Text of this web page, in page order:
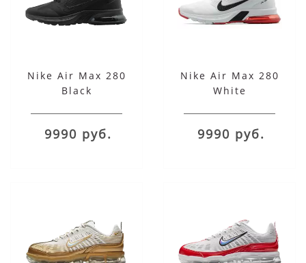
Nike Air Max 280
Black
9990 руб.
Nike Air Max 280
White
9990 руб.